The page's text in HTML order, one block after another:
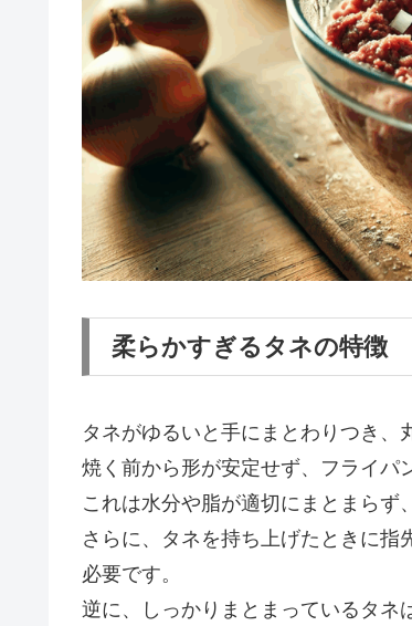
柔らかすぎるタネの特徴
タネがゆるいと手にまとわりつき、
焼く前から形が安定せず、フライパ
これは水分や脂が適切にまとまらず
さらに、タネを持ち上げたときに
必要です。
逆に、しっかりまとまっているタネ